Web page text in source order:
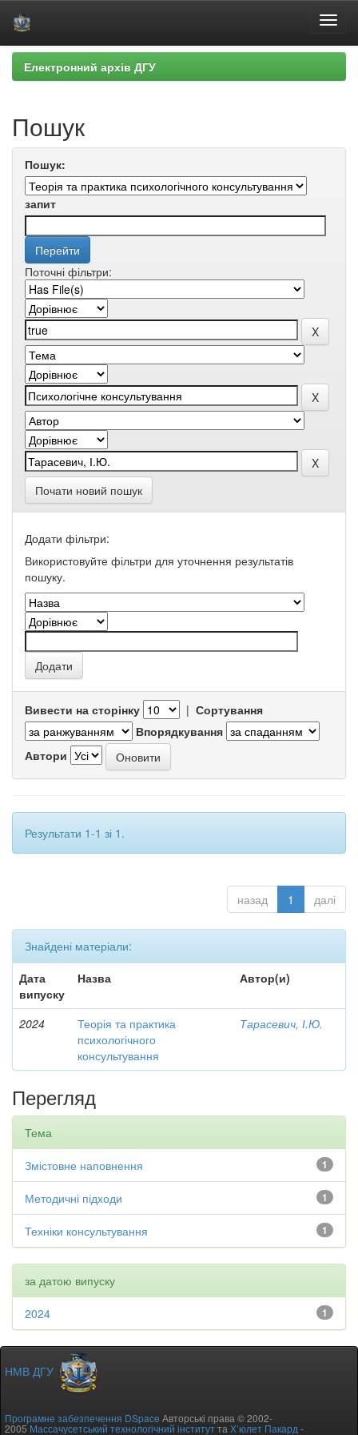
Skip
navigation
Електронний архів ДГУ
Пошук
Пошук:
запит
Поточні фільтри:
Почати новий пошук
Додати фільтри:
Використовуйте фільтри для уточнення результатів
пошуку.
Вивести на сторінку | Сортування
Впорядкування
Автори
Результати 1-1 зі 1.
назад 1 далі
Знайдені матеріали:
Дата
випуску
Назва Автор(и)
2024
Теорія та практика
психологічного
консультування
Тарасевич, І.Ю.
Перегляд
Тема
1
Змістовне наповнення
1
Методичні підходи
1
Техніки консультування
за датою випуску
1
2024
НМВ ДГУ
Програмне забезпечення DSpace Авторські права © 2002-
2005Массачусетський технологічний інститутта Х’юлет Пакард -